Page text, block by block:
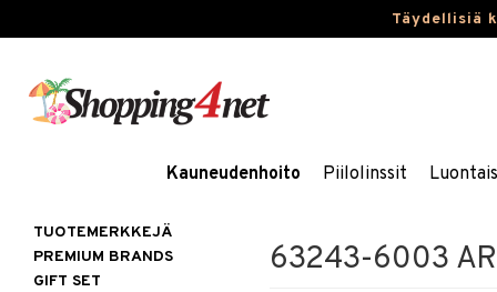
Täydellisiä
Kauneudenhoito Piilolinssit
63243-6003
TUOTEMERKKEJÄ
PREMIUM BRANDS
GIFT SET